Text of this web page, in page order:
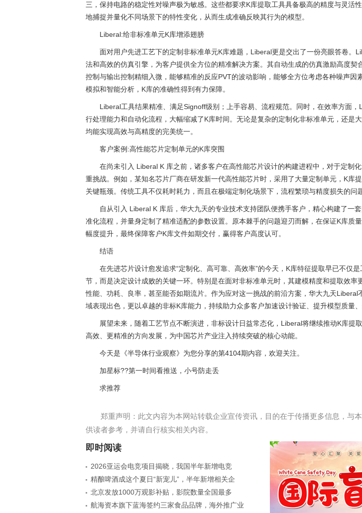
三，保持电路的稳定性对噪声极为敏感。这些都要求K库提取工具具备极高的精度与灵活
地捕捉并量化不同场景下的特性变化，从而生成准确反映其行为的模型。
Liberal:给非标准单元K库增添翅膀
面对用户先进工艺下的定制非标准单元K库难题，Liberal更是交出了一份亮眼答卷。
法和高效的仿真引擎，为客户提供全方位的精准解决方案。其自动生成的仿真激励高度契
控制与输出控制精细入微，能够精准的反应PVT的波动影响，能够全方位考虑各种噪声因
模拟和智能分析，K库的准确性得到有力保障。
Liberal工具结果精准、满足Signoff级别；上手容易、流程规范。同时，在效率方面，
行处理能力和自动化流程，大幅缩减了K库时间。无论是复杂的定制化非标准单元，还是
均能实现高效与高精度的完美统一。
客户案例:高性能芯片定制单元的K库突围
在尚未引入 Liberal K 库之前，诸多客户在高性能芯片设计的构建进程中，对于定制
重挑战。例如，某知名芯片厂商在研发新一代高性能芯片时，采用了大量定制单元，K库
关键瓶颈。传统工具不仅耗时耗力，而且在极端定制化场景下，流程繁琐与精度损失的问
自从引入 Liberal K 库后，华大九天的专业技术支持团队便携手客户，精心构建了一
准化流程，并量身定制了精准适配的参数设置。原本棘手的问题迎刃而解，在保证K库质
幅度提升，最终保障客户K库文件如期交付，赢得客户高度认可。
结语
在先进芯片设计愈发追求“定制化、高可靠、高效率”的今天，K库特征提取早已不仅
节，而是决定设计成败的关键一环。特别是在面对非标准单元时，其建模精度和提取效率
性能、功耗、良率，甚至能否如期流片。作为应对这一挑战的前沿方案，华大九天Liberal
域表现出色，更以卓越的非标K库能力，持续助力众多客户加速设计验证、提升模型质量、
展望未来，随着工艺节点不断演进，非标设计日益常态化，Liberal将继续推动K库提
高效、更精准的方向发展，为中国芯片产业注入持续突破的核心动能。
今天是《半导体行业观察》为您分享的第4104期内容，欢迎关注。
加星标??第一时间看推送，小号防走丢
求推荐
郑重声明：此文内容为本网站转载企业宣传资讯，目的在于传播更多信息，与
供读者参考，并请自行核实相关内容。
即时阅读
2026亚运会电竞项目揭晓，我国半年新增电竞
精酿啤酒成这个夏日“新宠儿”，半年新增相关企
北京发放1000万观影补贴，影院数量全国最多
航海资本旗下蓝海签约三家食品品牌，海外推广业